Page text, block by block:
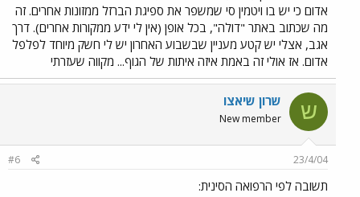
אדום כי יש בו ויטמין סי שמשפר את ספיגת הברזל ממזונות אחרים. זה
מה שכתוב באתר "דולה", בכל אופן (אין לי ידע ממקורות אחרים). דרך
אגב, אצלי יש קטע מעניין שבשבוע האחרון יש לי חשק מיוחד לפלפל
אדום. אז אולי זה באמת איזה איתות של הגוף... מקווה שעזרתי
ש שרון שיאצו
New member
23/4/04
#6
תשובה לפי הרפואה הסינית: